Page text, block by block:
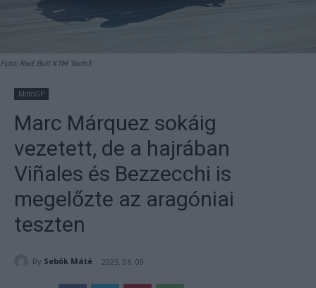
Fotó: Red Bull KTM Tech3
MotoGP
Marc Márquez sokáig
vezetett, de a hajrában
Viñales és Bezzecchi is
megelőzte az aragóniai
teszten
By Sebők Máté 2025. 06. 09.